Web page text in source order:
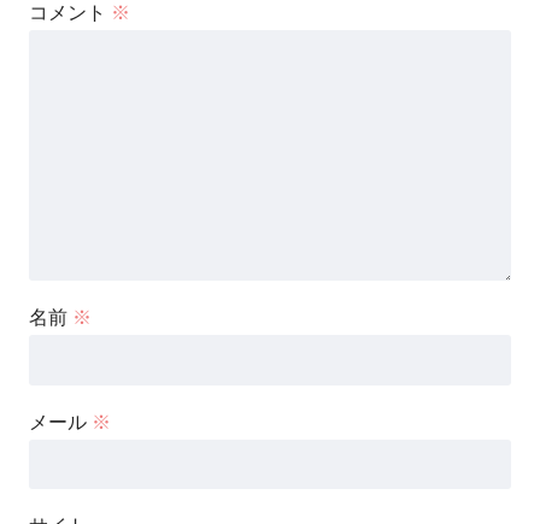
コメント ※
名前 ※
メール ※